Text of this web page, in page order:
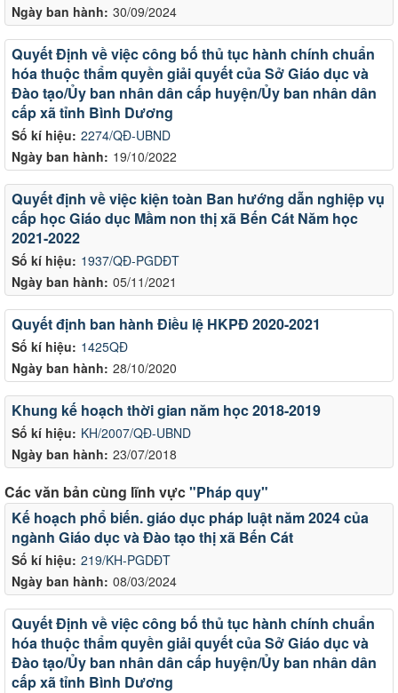
Ngày ban hành: 30/09/2024
Số kí hiệu: 2274/QĐ-UBND
Ngày ban hành: 19/10/2022
Quyết Định về việc công bố thủ tục hành chính chuẩn
hóa thuộc thẩm quyền giải quyết của Sở Giáo dục và
Đào tạo/Ủy ban nhân dân cấp huyện/Ủy ban nhân dân
cấp xã tỉnh Bình Dương
Số kí hiệu: 1937/QĐ-PGDĐT
Ngày ban hành: 05/11/2021
Quyết định về việc kiện toàn Ban hướng dẫn nghiệp vụ
cấp học Giáo dục Mầm non thị xã Bến Cát Năm học
2021-2022
Số kí hiệu: 1425QĐ
Ngày ban hành: 28/10/2020
Quyết định ban hành Điều lệ HKPĐ 2020-2021
Số kí hiệu: KH/2007/QĐ-UBND
Ngày ban hành: 23/07/2018
Khung kế hoạch thời gian năm học 2018-2019
Các văn bản cùng lĩnh vực"Pháp quy"
Số kí hiệu: 219/KH-PGDĐT
Ngày ban hành: 08/03/2024
Kế hoạch phổ biến. giáo dục pháp luật năm 2024 của
ngành Giáo dục và Đào tạo thị xã Bến Cát
Quyết Định về việc công bố thủ tục hành chính chuẩn
hóa thuộc thẩm quyền giải quyết của Sở Giáo dục và
Đào tạo/Ủy ban nhân dân cấp huyện/Ủy ban nhân dân
cấp xã tỉnh Bình Dương